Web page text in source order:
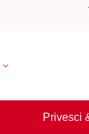
Privesci